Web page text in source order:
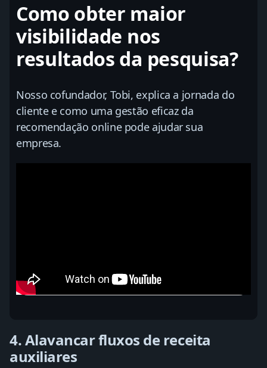
Como obter maior
visibilidade nos
resultados da pesquisa?
Nosso cofundador, Tobi, explica a jornada do
cliente e como uma gestão eficaz da
recomendação online pode ajudar sua
empresa.
4. Alavancar fluxos de receita
auxiliares